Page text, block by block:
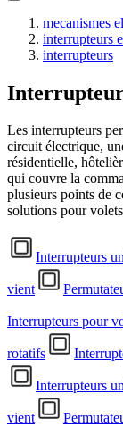
mecanismes
interrupteurs
interrupteurs
Les interrupteurs
circuit électrique,
résidentielle,
qui couvre la
plusieurs points de
solutions pour
Interrupteurs
vient
Interrupteurs pour
rotatifs
Interrupteurs
vient